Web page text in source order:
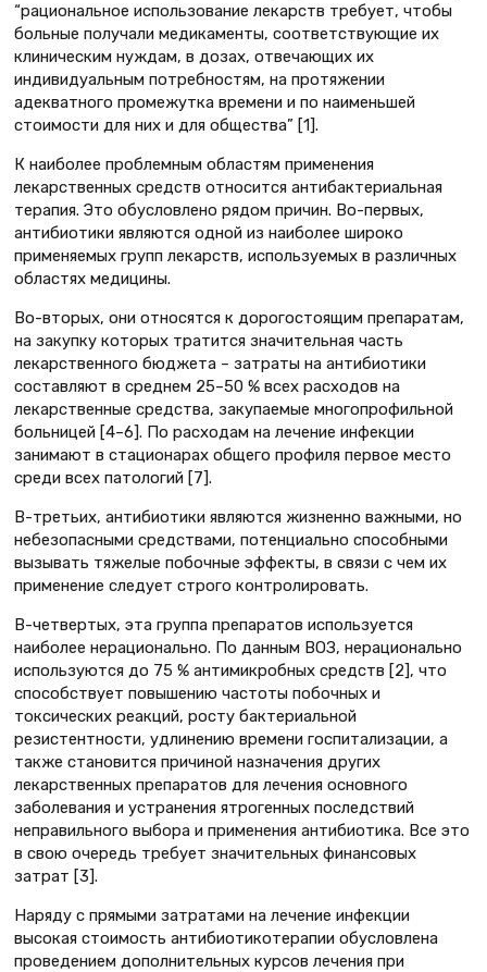
“рациональное использование лекарств требует, чтобы
больные получали медикаменты, соответствующие их
клиническим нуждам, в дозах, отвечающих их
индивидуальным потребностям, на протяжении
адекватного промежутка времени и по наименьшей
стоимости для них и для общества” [1].
К наиболее проблемным областям применения
лекарственных средств относится антибактериальная
терапия. Это обусловлено рядом причин. Во-первых,
антибиотики являются одной из наиболее широко
применяемых групп лекарств, используемых в различных
областях медицины.
Во-вторых, они относятся к дорогостоящим препаратам,
на закупку которых тратится значительная часть
лекарственного бюджета – затраты на антибиотики
составляют в среднем 25–50 % всех расходов на
лекарственные средства, закупаемые многопрофильной
больницей [4–6]. По расходам на лечение инфекции
занимают в стационарах общего профиля первое место
среди всех патологий [7].
В-третьих, антибиотики являются жизненно важными, но
небезопасными средствами, потенциально способными
вызывать тяжелые побочные эффекты, в связи с чем их
применение следует строго контролировать.
В-четвертых, эта группа препаратов используется
наиболее нерационально. По данным ВОЗ, нерационально
используются до 75 % антимикробных средств [2], что
способствует повышению частоты побочных и
токсических реакций, росту бактериальной
резистентности, удлинению времени госпитализации, а
также становится причиной назначения других
лекарственных препаратов для лечения основного
заболевания и устранения ятрогенных последствий
неправильного выбора и применения антибиотика. Все это
в свою очередь требует значительных финансовых
затрат [3].
Наряду с прямыми затратами на лечение инфекции
высокая стоимость антибиотикотерапии обусловлена
проведением дополнительных курсов лечения при